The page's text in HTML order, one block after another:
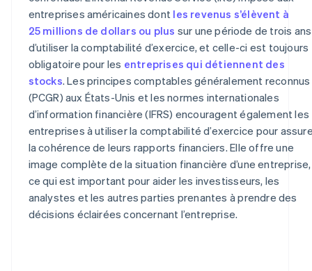
entreprises américaines dont les revenus s’élèvent à
25 millions de dollars ou plus sur une période de trois ans
d’utiliser la comptabilité d’exercice, et celle-ci est toujours
obligatoire pour les entreprises qui détiennent des
stocks. Les principes comptables généralement reconnus
(PCGR) aux États-Unis et les normes internationales
d’information financière (IFRS) encouragent également les
entreprises à utiliser la comptabilité d’exercice pour
la cohérence de leurs rapports financiers. Elle offre une
image complète de la situation financière d’une entreprise,
ce qui est important pour aider les investisseurs, les
analystes et les autres parties prenantes à prendre des
décisions éclairées concernant l’entreprise.